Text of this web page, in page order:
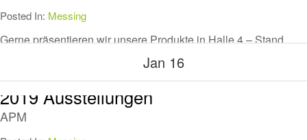
Posted In: Messing
Gerne präsentieren wir unsere Produkte in Halle 4 – Stand
F14. Fiera Milano vom 12. bis 15. März
Jan 16
2019 Ausstellungen
APM